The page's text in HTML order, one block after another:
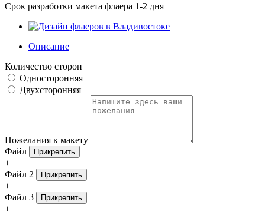
Срок разработки макета флаера 1-2 дня
Описание
Количество сторон
Односторонняя
Двухсторонняя
Пожелания к макету
Файл
Прикрепить
+
Файл 2
Прикрепить
+
Файл 3
Прикрепить
+